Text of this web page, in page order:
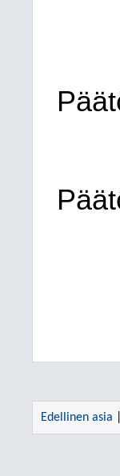
Edellinen asia